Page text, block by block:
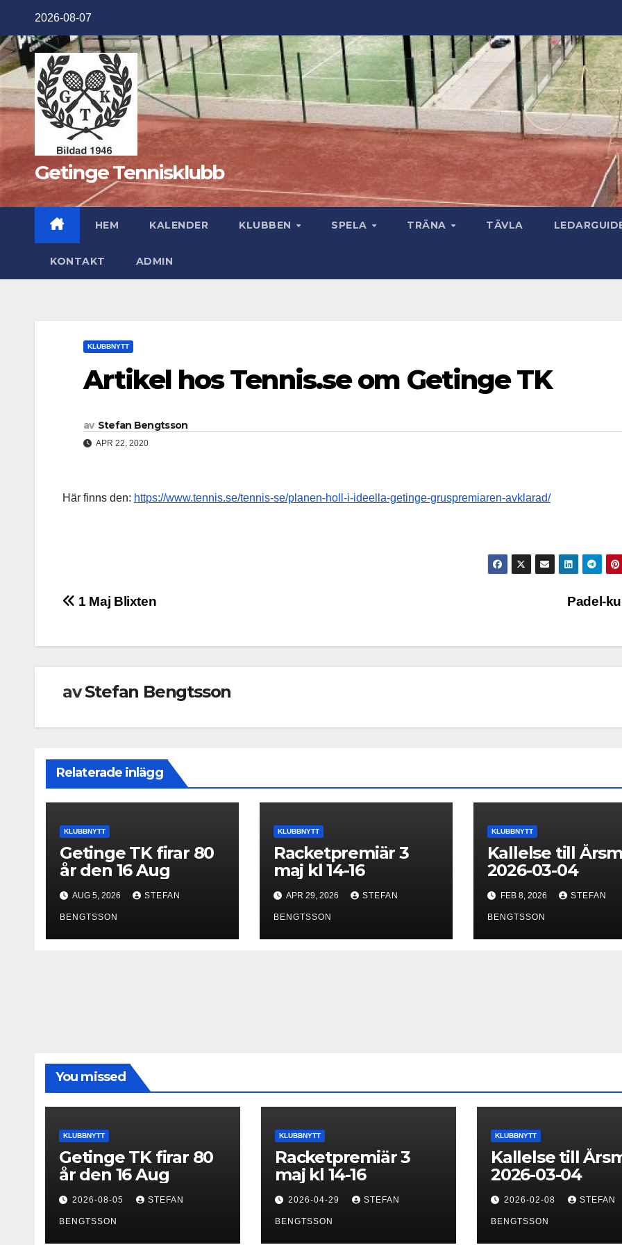
innehåll
2026-08-07
Getinge Tennisklubb
HEM KALENDER KLUBBEN SPELA TRÄNA TÄVLA
KONTAKT ADMIN
KLUBBNYTT
Artikel hos Tennis.se om Getinge TK
av Stefan Bengtsson
APR 22, 2020
Här finns den: https://www.tennis.se/tennis-se/planen-holl-i-ideella-getinge-gruspremiaren-avklarad/
Inläggsnavigering Padel-
1 Maj Blixten
avStefan Bengtsson
Relaterade inlägg
KLUBBNYTT
Getinge TK firar 80
år den 16 Aug
AUG 5, 2026 STEFAN
BENGTSSON
KLUBBNYTT
Racketpremiär 3
maj kl 14-16
APR 29, 2026 STEFAN
BENGTSSON
KLUBBNYTT
Kallelse till
2026-03-04
FEB 8, 2026 STEFAN
BENGTSSON
You missed
KLUBBNYTT
Getinge TK firar 80
år den 16 Aug
2026-08-05 STEFAN
BENGTSSON
KLUBBNYTT
Racketpremiär 3
maj kl 14-16
2026-04-29 STEFAN
BENGTSSON
KLUBBNYTT
Kallelse till
2026-03-04
2026-02-08 STEFAN
BENGTSSON